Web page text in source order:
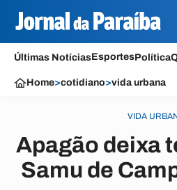
Últimas NotíciasEsportesPolítica
Home>cotidiano>vida urbana
VIDA
Apagão deixa
Samu de